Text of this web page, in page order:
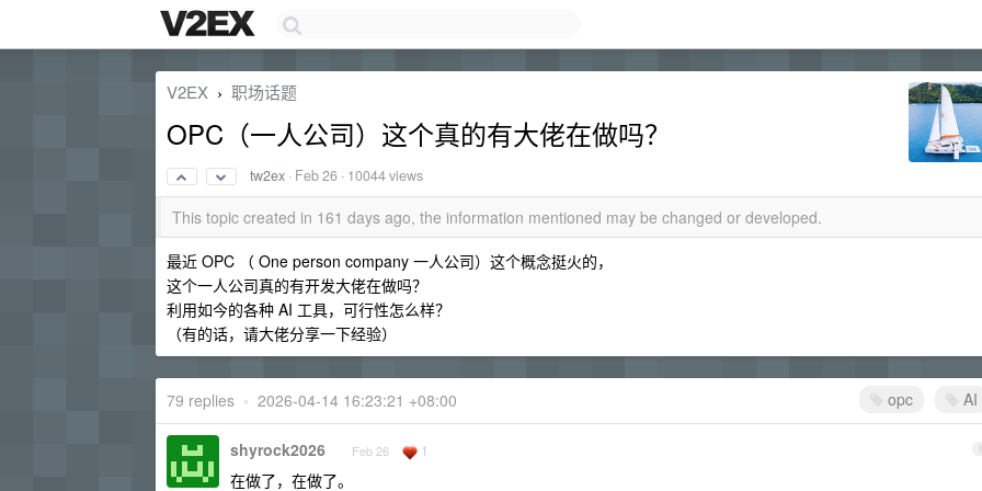
V2EX › 职场话题
OPC（一人公司）这个真的有大佬在做吗？
tw2ex · Feb 26 · 10044 views
This topic created in 161 days ago, the information mentioned may be changed or developed.
最近 OPC （ One person company 一人公司）这个概念挺火的，
这个一人公司真的有开发大佬在做吗？
利用如今的各种 AI 工具，可行性怎么样？
（有的话，请大佬分享一下经验）
opc AI
79 replies • 2026-04-14 16:23:21 +08:00
1
shyrock2026 Feb 26 1
在做了，在做了。